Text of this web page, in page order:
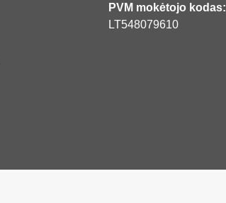
PVM mokėtojo kodas:
LT548079610